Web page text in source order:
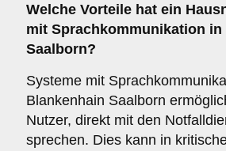
Welche Vorteile hat ein
mit Sprachkommunikation in
Saalborn?
Systeme mit
Blankenhain Saalborn
Nutzer, direkt mit den
sprechen. Dies kann in